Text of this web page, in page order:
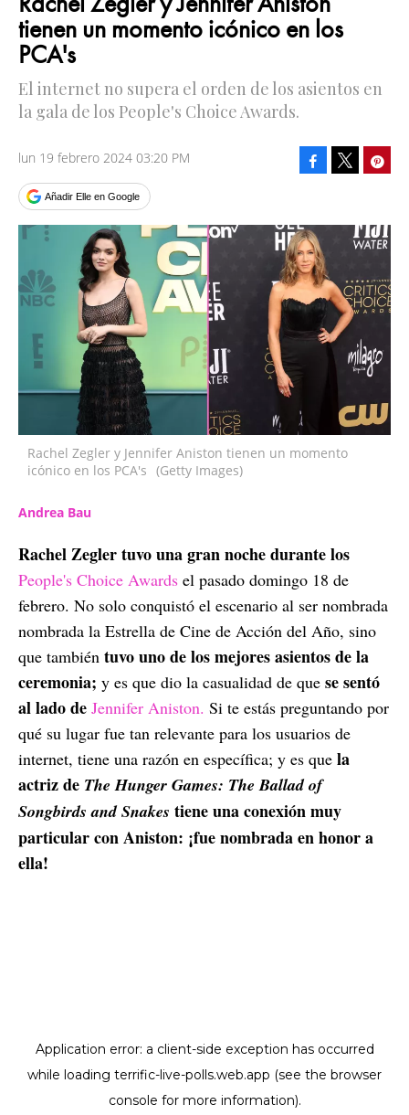
tienen un momento icónico en los
PCA's
El internet no supera el orden de los asientos en
la gala de los People's Choice Awards.
lun 19 febrero 2024 03:20 PM
Añadir Elle en Google
Facebook
Rachel Zegler y Jennifer Aniston tienen un momento
icónico en los PCA's (Getty Images)
Andrea Bau
Rachel Zegler tuvo una gran noche durante los
People's Choice Awards el pasado domingo 18 de
febrero. No solo conquistó el escenario al ser nombrada
nombrada la Estrella de Cine de Acción del Año, sino
que también tuvo uno de los mejores asientos de la
ceremonia; y es que dio la casualidad de que se sentó
al lado de Jennifer Aniston. Si te estás preguntando por
qué su lugar fue tan relevante para los usuarios de
internet, tiene una razón en específica; y es que la
actriz de The Hunger Games: The Ballad of
Songbirds and Snakes tiene una conexión muy
particular con Aniston: ¡fue nombrada en honor a
ella!